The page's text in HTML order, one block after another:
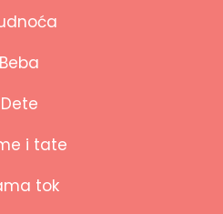
Beba
Dete
i tate
tok